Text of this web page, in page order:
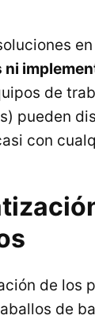
ni
de
pueden
con
de los
de